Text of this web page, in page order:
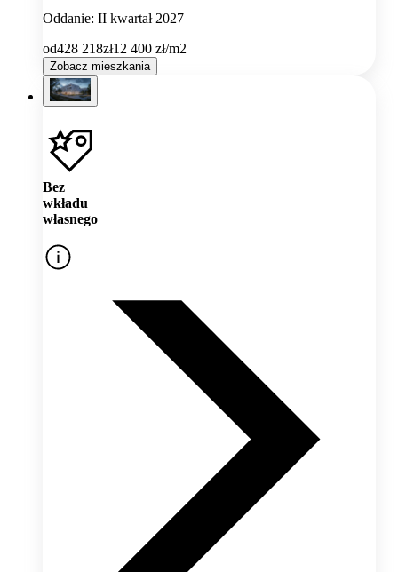
Oddanie: II kwartał 2027
od428 218zł12 400 zł/m2
Zobacz mieszkania
Bez
wkładu
własnego